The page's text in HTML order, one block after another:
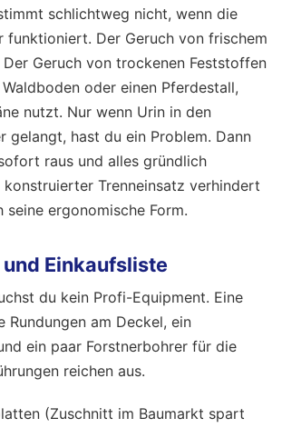
schlichtweg nicht, wenn die
funktioniert. Der Geruch von frischem
Geruch von trockenen Feststoffen
oder einen Pferdestall,
nutzt. Nur wenn Urin in den
gelangt, hast du ein Problem. Dann
raus und alles gründlich
konstruierter Trenneinsatz verhindert
seine ergonomische Form.
Einkaufsliste
du kein Profi-Equipment. Eine
Rundungen am Deckel, ein
ein paar Forstnerbohrer für die
reichen aus.
(Zuschnitt im Baumarkt spart